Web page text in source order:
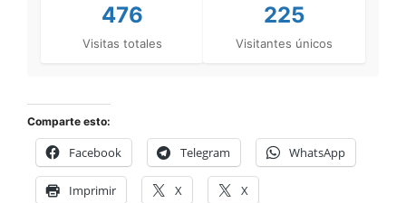
476
Visitas totales
225
Visitantes únicos
Comparte esto:
Facebook Telegram WhatsApp
Imprimir X X